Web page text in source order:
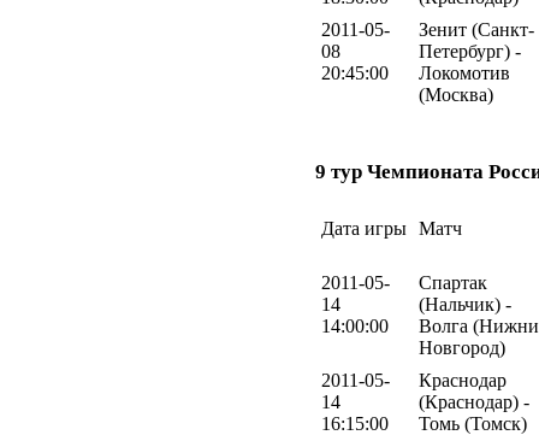
2011-05-
08
20:45:00
Зенит (Санкт-
Петербург) -
Локомотив
(Москва)
9 тур Чемпионата
Дата игры Матч
2011-05-
14
14:00:00
Спартак
(Нальчик) -
Волга
Новгород)
2011-05-
14
16:15:00
Краснодар
(Краснодар) -
Томь (Томск)